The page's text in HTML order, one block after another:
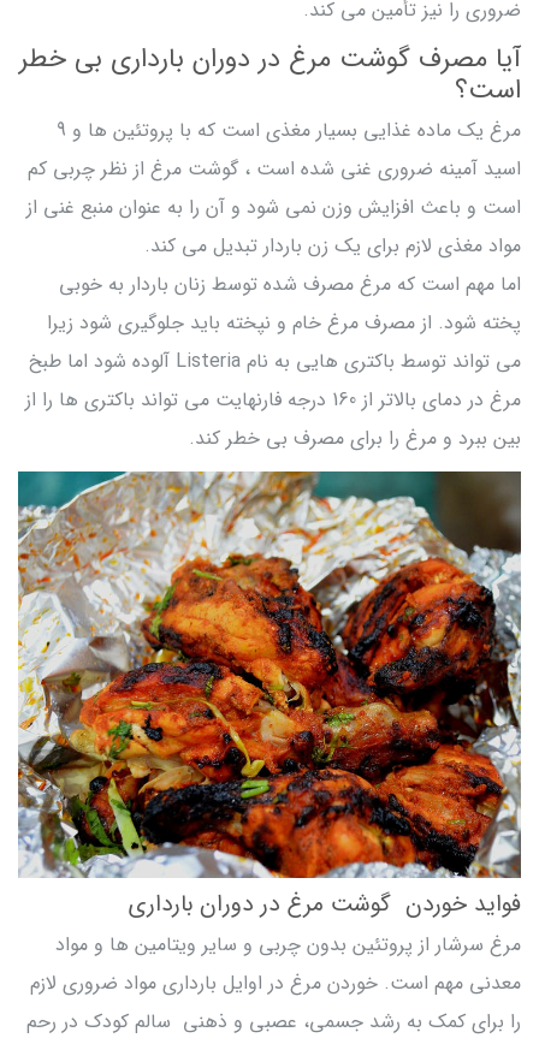
ضروری را نیز تأمین می کند.
آیا مصرف گوشت مرغ در دوران بارداری بی خطر
است؟
مرغ یک ماده غذایی بسیار مغذی است که با پروتئین ها و 9
اسید آمینه ضروری غنی شده است ، گوشت مرغ از نظر چربی کم
است و باعث افزایش وزن نمی شود و آن را به عنوان منبع غنی از
مواد مغذی لازم برای یک زن باردار تبدیل می کند.
اما مهم است که مرغ مصرف شده توسط زنان باردار به خوبی
پخته شود. از مصرف مرغ خام و نپخته باید جلوگیری شود زیرا
می تواند توسط باکتری هایی به نام Listeria آلوده شود اما طبخ
مرغ در دمای بالاتر از 160 درجه فارنهایت می تواند باکتری ها را از
بین ببرد و مرغ را برای مصرف بی خطر کند.
فواید خوردن گوشت مرغ در دوران بارداری
مرغ سرشار از پروتئین بدون چربی و سایر ویتامین ها و مواد
معدنی مهم است. خوردن مرغ در اوایل بارداری مواد ضروری لازم
را برای کمک به رشد جسمی، عصبی و ذهنی سالم کودک در رحم